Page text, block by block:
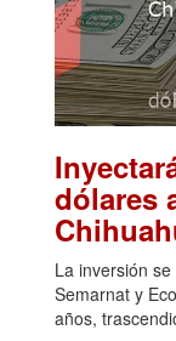
dólares
La inversión
Semarnat y
años,